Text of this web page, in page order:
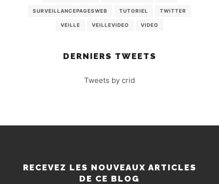
SURVEILLANCEPAGESWEB TUTORIEL TWITTER
VEILLE VEILLEVIDEO VIDEO
DERNIERS TWEETS
Tweets by crid
RECEVEZ LES NOUVEAUX ARTICLES
DE CE BLOG